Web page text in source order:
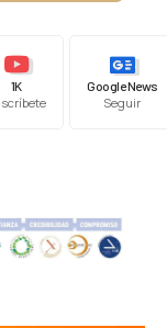
1K Google News
Seguir